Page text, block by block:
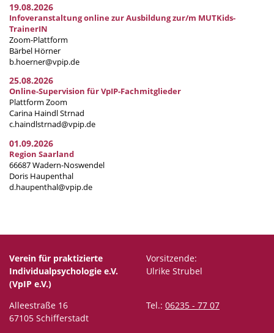
19.08.2026
Infoveranstaltung online zur Ausbildung zur/m MUTKids-
TrainerIN
Zoom-Plattform
Bärbel Hörner
b.hoerner@vpip.de
25.08.2026
Online-Supervision für VpIP-Fachmitglieder
Plattform Zoom
Carina Haindl Strnad
c.haindlstrnad@vpip.de
01.09.2026
Region Saarland
66687 Wadern-Noswendel
Doris Haupenthal
d.haupenthal@vpip.de
Verein für praktizierte
Individualpsychologie e.V.
(VpIP e.V.)
Vorsitzende:
Ulrike Strubel
Alleestraße 16
67105 Schifferstadt
Tel.: 06235 - 77 07